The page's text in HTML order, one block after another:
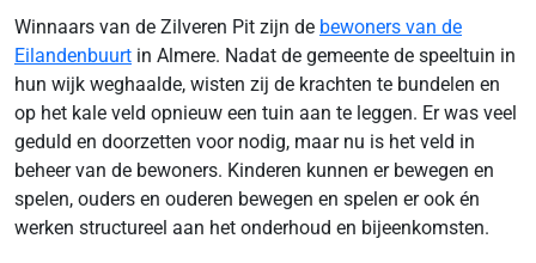
Winnaars van de Zilveren Pit zijn de bewoners van de
Eilandenbuurt in Almere. Nadat de gemeente de speeltuin in
hun wijk weghaalde, wisten zij de krachten te bundelen en
op het kale veld opnieuw een tuin aan te leggen. Er was veel
geduld en doorzetten voor nodig, maar nu is het veld in
beheer van de bewoners. Kinderen kunnen er bewegen en
spelen, ouders en ouderen bewegen en spelen er ook én
werken structureel aan het onderhoud en bijeenkomsten.